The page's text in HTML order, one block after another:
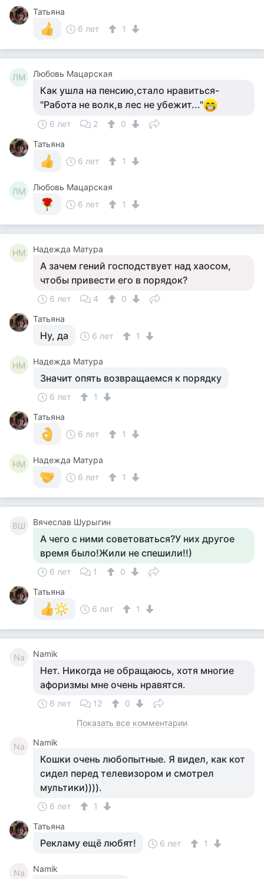
Татьяна
6 лет
1
ЛМ Любовь Мацарская
Как ушла на пенсию,стало нравиться-
"Работа не волк,в лес не убежит..."
6 лет 2
0
Татьяна
6 лет
1
ЛМ
Любовь Мацарская
6 лет
1
НМ Надежда Матура
А зачем гений господствует над хаосом,
чтобы привести его в порядок?
6 лет 4
0
Татьяна
Ну, да 6 лет 1
НМ Надежда Матура
Значит опять возвращаемся к порядку
6 лет
1
Татьяна
6 лет
1
НМ
Надежда Матура
6 лет
1
ВШ Вячеслав Шурыгин
А чего с ними советоваться?У них другое
время было!Жили не спешили!!)
6 лет 1
0
Татьяна
6 лет
1
Na Namik
Нет. Никогда не обращаюсь, хотя многие
афоризмы мне очень нравятся.
6 лет 12
0
Показать все комментарии
Na Namik
Кошки очень любопытные. Я видел, как кот
сидел перед телевизором и смотрел
мультики)))).
6 лет
1
Татьяна
Рекламу ещё любят! 6 лет 1
Na Namik